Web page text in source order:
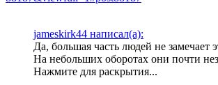
jameskirk44 написал(а):
Да, большая часть людей не замечает
На небольших оборотах они почти
Нажмите для раскрытия...